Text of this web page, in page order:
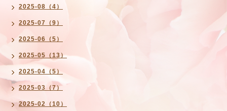
2025-08（4）
2025-07（9）
2025-06（5）
2025-05（13）
2025-04（5）
2025-03（7）
2025-02（10）